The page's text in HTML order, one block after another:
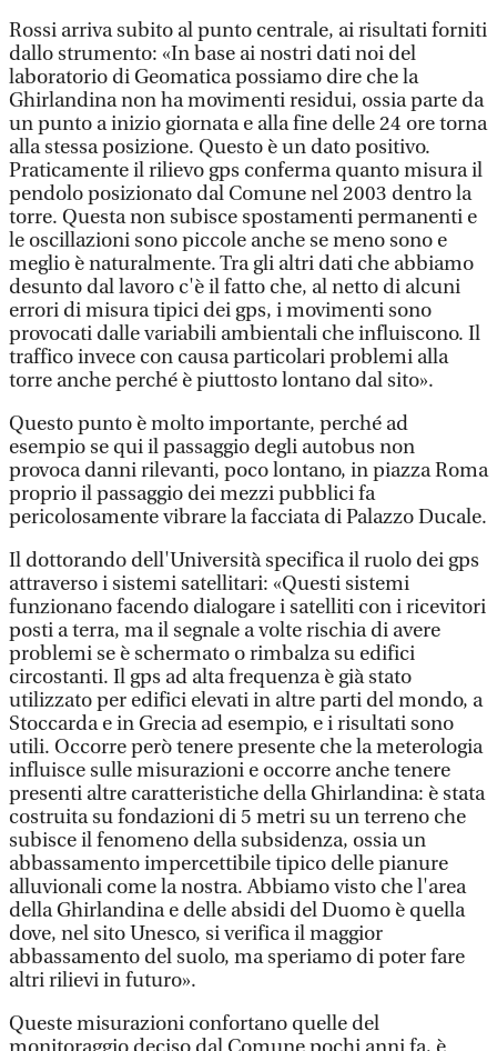
Rossi arriva subito al punto centrale, ai risultati forniti
dallo strumento: «In base ai nostri dati noi del
laboratorio di Geomatica possiamo dire che la
Ghirlandina non ha movimenti residui, ossia parte da
un punto a inizio giornata e alla fine delle 24 ore torna
alla stessa posizione. Questo è un dato positivo.
Praticamente il rilievo gps conferma quanto misura il
pendolo posizionato dal Comune nel 2003 dentro la
torre. Questa non subisce spostamenti permanenti e
le oscillazioni sono piccole anche se meno sono e
meglio è naturalmente. Tra gli altri dati che abbiamo
desunto dal lavoro c'è il fatto che, al netto di alcuni
errori di misura tipici dei gps, i movimenti sono
provocati dalle variabili ambientali che influiscono. Il
traffico invece con causa particolari problemi alla
torre anche perché è piuttosto lontano dal sito».
Questo punto è molto importante, perché ad
esempio se qui il passaggio degli autobus non
provoca danni rilevanti, poco lontano, in piazza Roma
proprio il passaggio dei mezzi pubblici fa
pericolosamente vibrare la facciata di Palazzo Ducale.
Il dottorando dell'Università specifica il ruolo dei gps
attraverso i sistemi satellitari: «Questi sistemi
funzionano facendo dialogare i satelliti con i ricevitori
posti a terra, ma il segnale a volte rischia di avere
problemi se è schermato o rimbalza su edifici
circostanti. Il gps ad alta frequenza è già stato
utilizzato per edifici elevati in altre parti del mondo, a
Stoccarda e in Grecia ad esempio, e i risultati sono
utili. Occorre però tenere presente che la meterologia
influisce sulle misurazioni e occorre anche tenere
presenti altre caratteristiche della Ghirlandina: è stata
costruita su fondazioni di 5 metri su un terreno che
subisce il fenomeno della subsidenza, ossia un
abbassamento impercettibile tipico delle pianure
alluvionali come la nostra. Abbiamo visto che l'area
della Ghirlandina e delle absidi del Duomo è quella
dove, nel sito Unesco, si verifica il maggior
abbassamento del suolo, ma speriamo di poter fare
altri rilievi in futuro».
Queste misurazioni confortano quelle del